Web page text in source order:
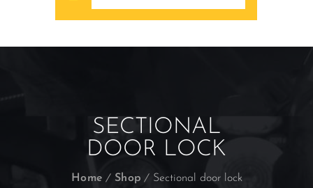
SECTIONAL
DOOR LOCK
Home Shop Sectional door lock